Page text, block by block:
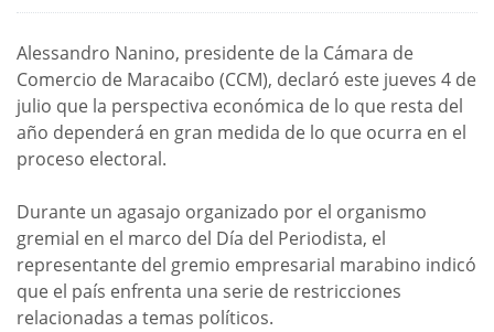
Alessandro Nanino, presidente de la Cámara de
Comercio de Maracaibo (CCM), declaró este jueves 4 de
julio que la perspectiva económica de lo que resta del
año dependerá en gran medida de lo que ocurra en el
proceso electoral.
Durante un agasajo organizado por el organismo
gremial en el marco del Día del Periodista, el
representante del gremio empresarial marabino indicó
que el país enfrenta una serie de restricciones
relacionadas a temas políticos.